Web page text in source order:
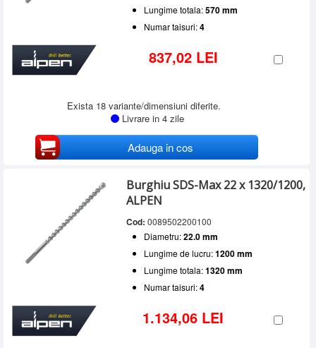
Lungime totala:570 mm
Numar taisuri:4
837,02 LEI
Exista 18 variante/dimensiuni diferite.
Livrare in 4 zile
Adauga in cos
Burghiu SDS-Max 22 x 1320/1200,
ALPEN
Cod: 0089502200100
Diametru:22.0 mm
Lungime de lucru:1200 mm
Lungime totala:1320 mm
Numar taisuri:4
1.134,06 LEI